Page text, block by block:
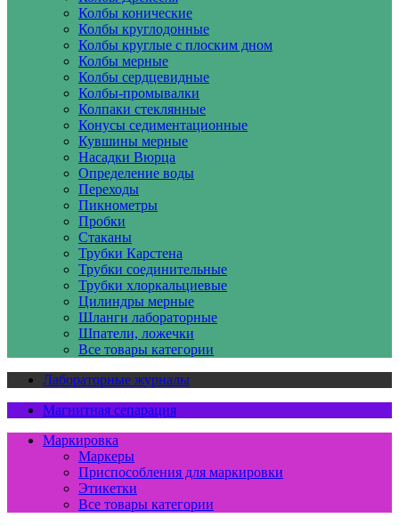
Колбы конические
Колбы круглодонные
Колбы круглые с плоским дном
Колбы мерные
Колбы сердцевидные
Колбы-промывалки
Колпаки стеклянные
Конусы седиментационные
Кувшины мерные
Насадки Вюрца
Определение воды
Переходы
Пикнометры
Пробки
Стаканы
Трубки Карстена
Трубки соединительные
Трубки хлоркальциевые
Цилиндры мерные
Шланги лабораторные
Шпатели, ложечки
Все товары категории
Лабораторные журналы
Магнитная сепарация
Маркировка
Маркеры
Приспособления для маркировки
Этикетки
Все товары категории